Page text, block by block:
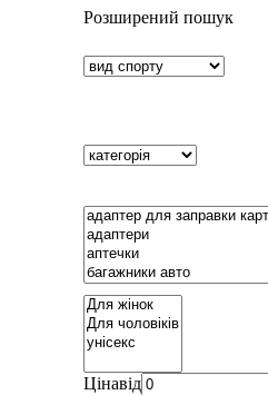
Розширений пошук
Цінавід